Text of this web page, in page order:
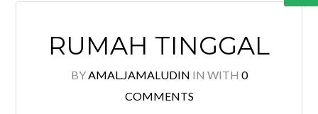
RUMAH TINGGAL
BYAMAL.JAMALUDIN IN WITH 0
COMMENTS